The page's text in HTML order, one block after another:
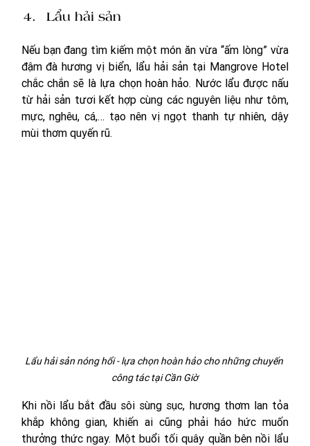
Lẩu hải sản
Nếu bạn đang tìm kiếm một món ăn vừa “ấm lòng” vừa
đậm đà hương vị biển, lẩu hải sản tại Mangrove Hotel
chắc chắn sẽ là lựa chọn hoàn hảo. Nước lẩu được nấu
từ hải sản tươi kết hợp cùng các nguyên liệu như tôm,
mực, nghêu, cá,… tạo nên vị ngọt thanh tự nhiên, dậy
mùi thơm quyến rũ.
Lẩu hải sản nóng hổi - lựa chọn hoàn hảo cho những chuyến
công tác tại Cần Giờ
Khi nồi lẩu bắt đầu sôi sùng sục, hương thơm lan tỏa
khắp không gian, khiến ai cũng phải háo hức muốn
thưởng thức ngay. Một buổi tối quây quần bên nồi lẩu